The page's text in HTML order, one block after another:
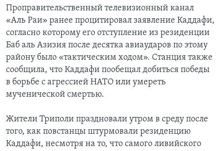
Проправительственный телевизионный канал
«Аль Раи» ранее процитировал заявление Каддафи,
согласно которому его отступление из резиденции
Баб аль Азизия после десятка авиаударов по этому
району было «тактическим ходом». Станция также
сообщила, что Каддафи пообещал добиться победы
в борьбе с агрессией НАТО или умереть
мученической смертью.
Жители Триполи праздновали утром в среду после
того, как повстанцы штурмовали резиденцию
Каддафи, несмотря на то, что самого ливийского